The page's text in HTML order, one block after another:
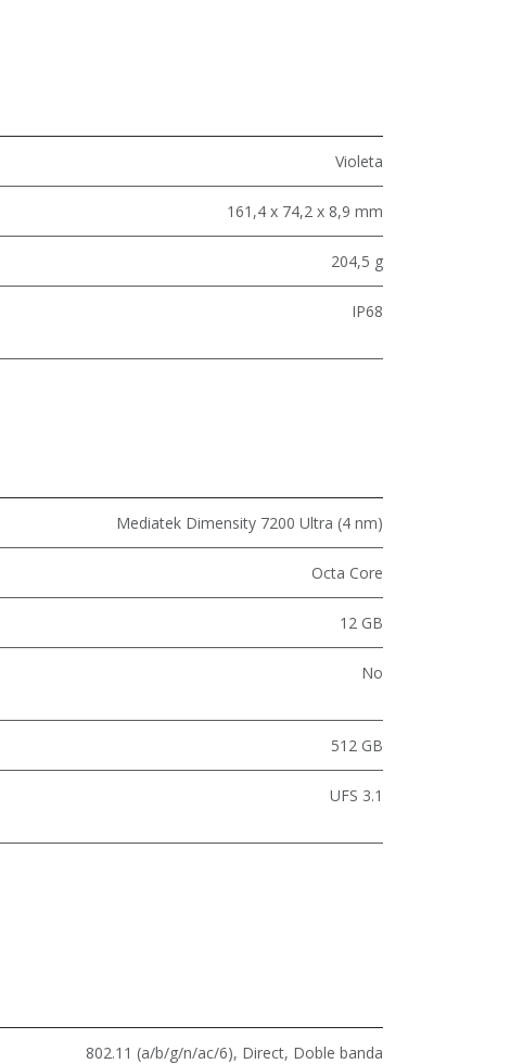
Violeta
161,4 x 74,2 x 8,9 mm
204,5 g
IP68
Mediatek Dimensity 7200 Ultra (4 nm)
Octa Core
12 GB
No
512 GB
UFS 3.1
802.11 (a/b/g/n/ac/6), Direct, Doble banda